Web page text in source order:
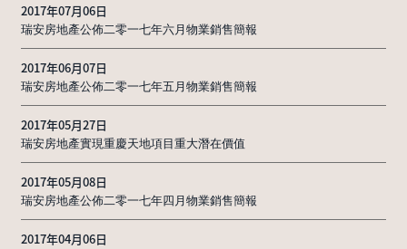
2017年07月06日
瑞安房地產公佈二零一七年六月物業銷售簡報
2017年06月07日
瑞安房地產公佈二零一七年五月物業銷售簡報
2017年05月27日
瑞安房地產實現重慶天地項目重大潛在價值
2017年05月08日
瑞安房地產公佈二零一七年四月物業銷售簡報
2017年04月06日